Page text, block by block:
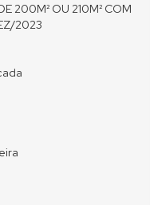
200M² OU 210M² COM
2023